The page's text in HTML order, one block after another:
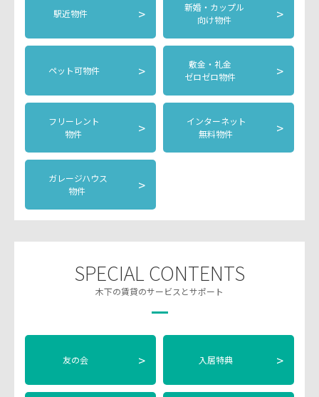
駅近物件 >
新婚・カップル
向け物件
>
ペット可物件 >
敷金・礼金
ゼロゼロ物件
>
フリーレント
物件
>
インターネット
無料物件
>
ガレージハウス
物件
>
SPECIAL CONTENTS
木下の賃貸のサービスとサポート
友の会 > 入居特典 >